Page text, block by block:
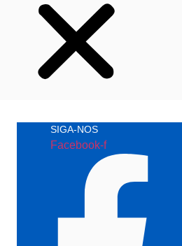
SIGA-NOS
Facebook-f